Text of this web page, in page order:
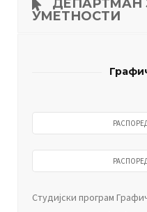
УMETНOСTИ
Студијски програм